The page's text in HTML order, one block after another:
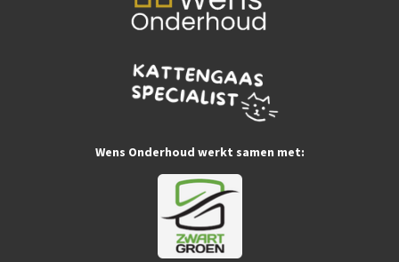
Wens Onderhoud werkt samen met: